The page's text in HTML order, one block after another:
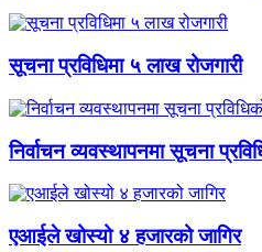
सूचना प्रविधिमा ५ लाख रोजगारी
निर्वाचन व्यवस्थापनमा सूचना
एआईले खोस्यो ४ हजारको जागिर